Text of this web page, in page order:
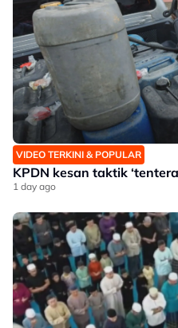
VIDEO TERKINI & POPULAR
KPDN kesan taktik
1 day ago